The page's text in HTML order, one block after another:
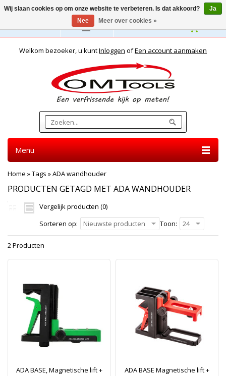
Nederlands
Welkom bezoeker, u kuntInloggen ofEen account aanmaken
Menu
Home »Tags »ADA wandhouder
PRODUCTEN GETAGD MET ADA WANDHOUDER
Vergelijk producten (0)
Sorteren op:
Nieuwste producten Toon: 24
2 Producten
ADA BASE, Magnetische lift +
ADA BASE Magnetische lift +
Wij slaan cookies op om onze website te verbeteren. Is dat akkoord?
Ja
Nee
Meer over cookies »